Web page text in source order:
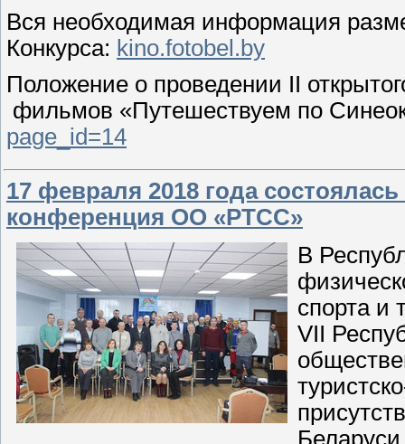
Вся необходимая информация
Конкурса: kino.fotobel.by
Положение о проведении II
фильмов «Путешествуем по
page_id=14
17 февраля 2018 года
конференция ОО «РТСС»
В
спорта и
VII